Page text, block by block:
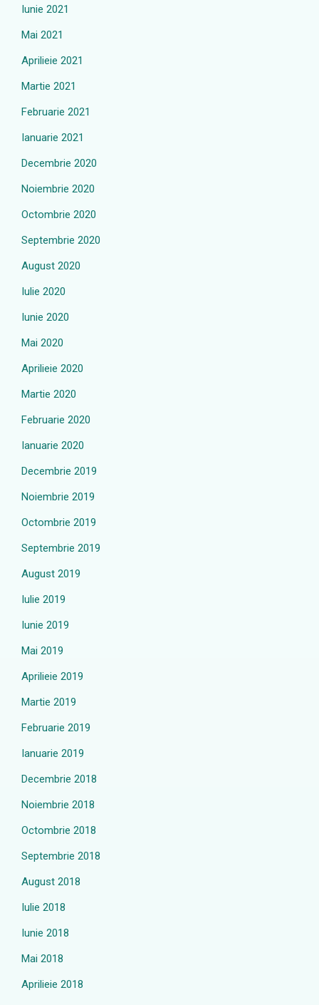
Iunie 2021
Mai 2021
Aprilieie 2021
Martie 2021
Februarie 2021
Ianuarie 2021
Decembrie 2020
Noiembrie 2020
Octombrie 2020
Septembrie 2020
August 2020
Iulie 2020
Iunie 2020
Mai 2020
Aprilieie 2020
Martie 2020
Februarie 2020
Ianuarie 2020
Decembrie 2019
Noiembrie 2019
Octombrie 2019
Septembrie 2019
August 2019
Iulie 2019
Iunie 2019
Mai 2019
Aprilieie 2019
Martie 2019
Februarie 2019
Ianuarie 2019
Decembrie 2018
Noiembrie 2018
Octombrie 2018
Septembrie 2018
August 2018
Iulie 2018
Iunie 2018
Mai 2018
Aprilieie 2018